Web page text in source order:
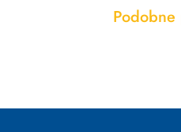
Pomiń karuzelęProdukty